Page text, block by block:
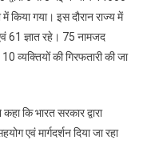
किया गया। इस दौरान राज्य में
61 ज्ञात रहे। 75 नामजद
की गिरफतारी की जा
कि भारत सरकार द्वारा
एवं मार्गदर्शन दिया जा रहा